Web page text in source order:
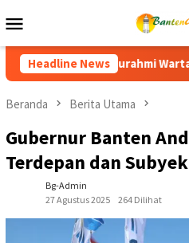
ke
Mobile
Headline News
Purnabakti Ratusan
Beranda Berita Utama
Gubernur Banten
Terdepan dan
Bg-Admin
27 Agustus 2025
264 Dilihat